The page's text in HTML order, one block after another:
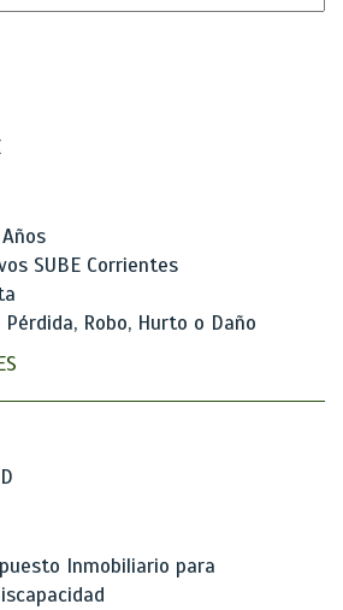
SUBE Corrientes
Robo, Hurto o Daño
Inmobiliario para